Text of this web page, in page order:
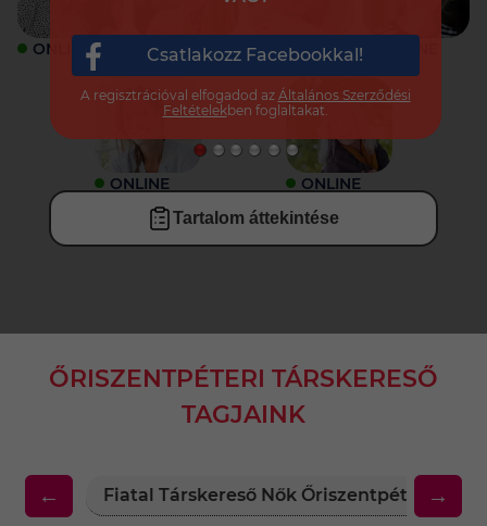
ONLINE ONLINE ONLINE
ONLINE ONLINE
Tartalom áttekintése
ŐRISZENTPÉTERI TÁRSKERESŐ
TAGJAINK
← Fiatal Társkereső Nők Őriszentpéter →
Csatlakozz Facebookkal!
A regisztrációval elfogadod az Általános Szerződési
Feltételekben foglaltakat.